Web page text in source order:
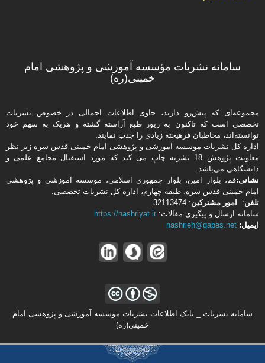
سامانه نشریات مؤسسه آموزشی و پژوهشی امام
خمینی(ره)
مجموعه‌ای که پیش‌رو دارید،‌ حاوی اطلاعات اجمالی در خصوص نشریات
تخصصی است که تاکنون به زیور طبع آراسته گشته و هریک به سهم خود
توانسته‌اند، مخاطبان فرهیخته‌ زیادی را جذب نمایند.
اداره كل نشریات موسسه آموزشی و پژوهشی امام خمینی قدس سره زیر نظر
معاونت پژوهش 18 نشریه چاپ می کند که مورد استقبال مجامع علمی و
دانشگاهی می‌باشد.
نشانی:قم، بلوار امین، بلوار جمهوری اسلامی، موسسه آموزشی و پژوهشی
امام خمینی قدس سره، طبقه چهارم، اداره كل نشریات تخصصی.
تلفن: امور مشتركین: 32113474
سامانه ارسال و پیگیری مقالات: https://nashriyat.ir
ایمیل: nashrieh@qabas.net
سامانه نشریات _ بانک اطلاعات نشریات موسسه آموزشی و پژوهشی امام
خمینی(ره)